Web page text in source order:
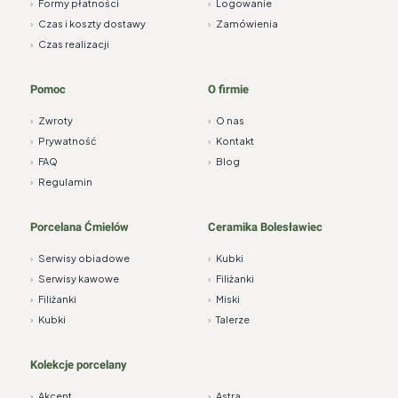
› Formy płatności
› Czas i koszty dostawy
› Czas realizacji
› Logowanie
› Zamówienia
Pomoc
› Zwroty
› Prywatność
› FAQ
› Regulamin
O firmie
› O nas
› Kontakt
› Blog
Porcelana Ćmielów
› Serwisy obiadowe
› Serwisy kawowe
› Filiżanki
› Kubki
Ceramika Bolesławiec
› Kubki
› Filiżanki
› Miski
› Talerze
Kolekcje porcelany